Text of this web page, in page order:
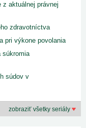
z aktuálnej právnej
zdravotníctva
pri výkone povolania
súkromia
súdov v
zobraziť všetky seriály